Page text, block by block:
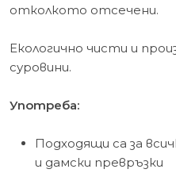
отколкото отсечени.
Екологично чисти и
суровини.
Употреба:
Подходящи са за
и дамски превръзки